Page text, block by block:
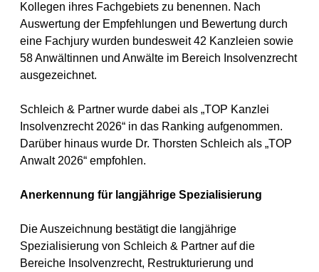
Kollegen ihres Fachgebiets zu benennen. Nach
Auswertung der Empfehlungen und Bewertung durch
eine Fachjury wurden bundesweit 42 Kanzleien sowie
58 Anwältinnen und Anwälte im Bereich Insolvenzrecht
ausgezeichnet.
Schleich & Partner wurde dabei als „TOP Kanzlei
Insolvenzrecht 2026“ in das Ranking aufgenommen.
Darüber hinaus wurde Dr. Thorsten Schleich als „TOP
Anwalt 2026“ empfohlen.
Anerkennung für langjährige Spezialisierung
Die Auszeichnung bestätigt die langjährige
Spezialisierung von Schleich & Partner auf die
Bereiche Insolvenzrecht, Restrukturierung und